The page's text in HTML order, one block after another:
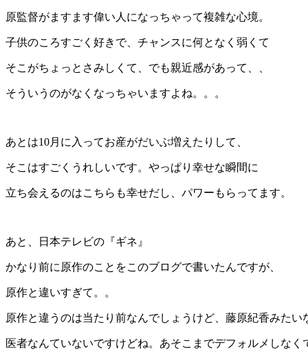
原監督がますます偉い人になっちゃって複雑な心境。
子供のころすごく好きで、チャンスに何となく弱くて
そこがちょっとさみしくて、でも親近感があって、、
そういうのがなくなっちゃいますよね。。。
あとは10月に入ってお産がだいぶ増えたりして、
そこはすごくうれしいです。やっぱり幸せな瞬間に
立ち会えるのはこちらも幸せだし、パワーもらってます。
あと、日本テレビの『ギネ』
かなり前に原作のことをこのブログで書いたんですが、
原作と違いすぎて。。
原作と違うのは当たり前なんでしょうけど、藤原紀香みたい
医者なんていないですけどね。あそこまでデフォルメしなく